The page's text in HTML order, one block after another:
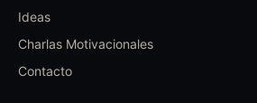
Ideas
Charlas Motivacionales
Contacto